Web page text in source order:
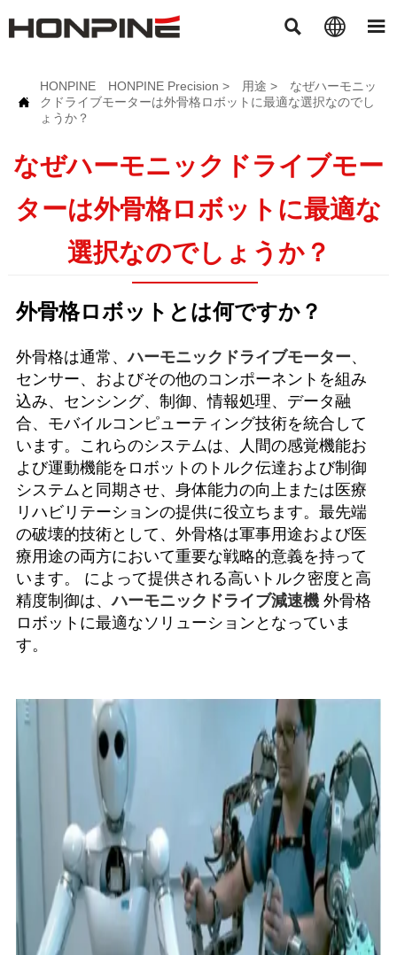
  

HONPINE HONPINE Precision > 用途 >
なぜハーモニッ
クドライブモーターは外骨格ロボットに最適な選択なのでし
ょうか？
なぜハーモニックドライブモー
ターは外骨格ロボットに最適な
選択なのでしょうか？
外骨格ロボットとは何ですか？
外骨格は通常、ハーモニックドライブモーター、
センサー、およびその他のコンポーネントを組み
込み、センシング、制御、情報処理、データ融
合、モバイルコンピューティング技術を統合して
います。これらのシステムは、人間の感覚機能お
よび運動機能をロボットのトルク伝達および制御
システムと同期させ、身体能力の向上または医療
リハビリテーションの提供に役立ちます。最先端
の破壊的技術として、外骨格は軍事用途および医
療用途の両方において重要な戦略的意義を持って
います。 によって提供される高いトルク密度と高
精度制御は、ハーモニックドライブ減速機外骨格
ロボットに最適なソリューションとなっていま
す。